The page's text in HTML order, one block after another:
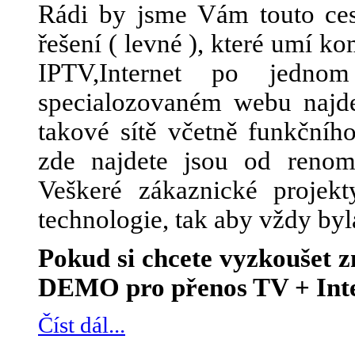
Rádi by jsme Vám touto
řešení ( levné ), které umí
IPTV,Internet po
specialozovaném webu
takové sítě včetně
zde najdete jsou od
Veškeré zákaznické
technologie, tak aby vždy
Pokud si chcete vyzkoušet
DEMO pro přenos TV +
Číst dál...